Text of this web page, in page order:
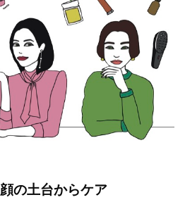
の土台からケア